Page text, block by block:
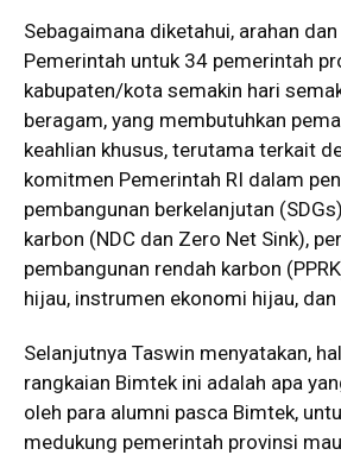
Sebagaimana diketahui, arahan
Pemerintah untuk 34 pemerintah
kabupaten/kota semakin hari
beragam, yang membutuhkan
keahlian khusus, terutama terkait
komitmen Pemerintah RI dalam
pembangunan berkelanjutan
karbon (NDC dan Zero Net Sink),
pembangunan rendah karbon
hijau, instrumen ekonomi hijau, dan
Selanjutnya Taswin menyatakan,
rangkaian Bimtek ini adalah apa
oleh para alumni pasca Bimtek,
medukung pemerintah provinsi